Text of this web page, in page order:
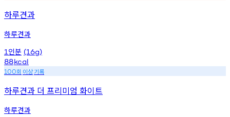
하루견과
하루견과
1 인분 (16g)
88kcal
100회 이상기록
하루견과 더 프리미엄 화이트
하루견과